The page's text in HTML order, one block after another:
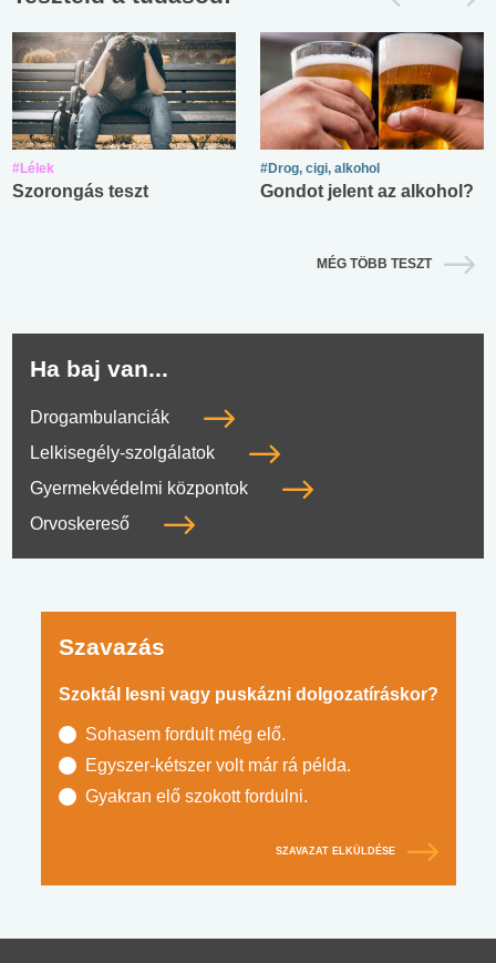
#Lélek
Szorongás teszt
#Drog, cigi, alkohol
Gondot jelent az alkohol?
MÉG TÖBB TESZT
Ha baj van...
Drogambulanciák
Lelkisegély-szolgálatok
Gyermekvédelmi központok
Orvoskereső
Szavazás
Szoktál lesni vagy puskázni dolgozatíráskor?
Sohasem fordult még elő.
Egyszer-kétszer volt már rá példa.
Gyakran elő szokott fordulni.
SZAVAZAT ELKÜLDÉSE